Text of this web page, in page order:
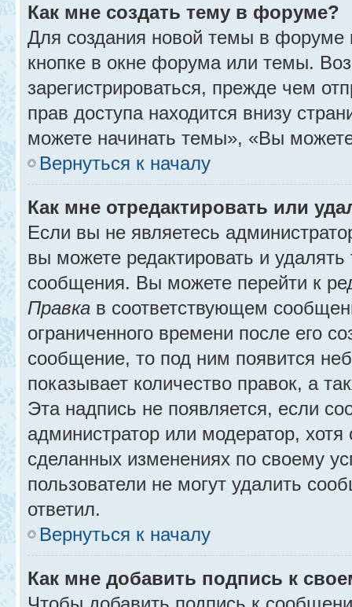
Как мне создать тему в форуме?
Для создания новой темы в форуме
кнопке в окне форума или темы.
зарегистрироваться, прежде чем
прав доступа находится внизу
можете начинать темы», «Вы
Вернуться к началу
Как мне отредактировать или
Если вы не являетесь
вы можете редактировать и
сообщения. Вы можете перейти к
Правка в соответствующем
ограниченного времени после его
сообщение, то под ним появится
показывает количество правок, а
Эта надпись не появляется, если
администратор или модератор,
сделанных изменениях по своему
пользователи не могут удалить
ответил.
Вернуться к началу
Как мне добавить подпись к